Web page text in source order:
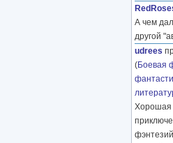
А чем
другой
udrees
(Боевая
Хорошая